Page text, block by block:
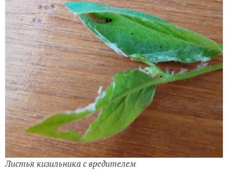
Листья кизильника с вредителем